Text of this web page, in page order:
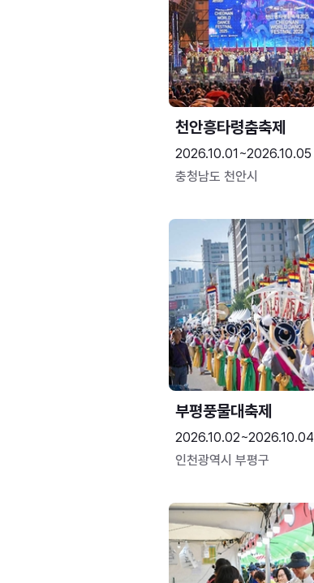
천안흥타령춤축제
2026.10.01~2026.10.05
충청남도 천안시
부평풍물대축제
2026.10.02~2026.10.04
인천광역시 부평구